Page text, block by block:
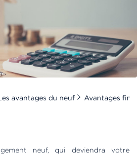
avantages du neuf Avantages
neuf, qui deviendra votre